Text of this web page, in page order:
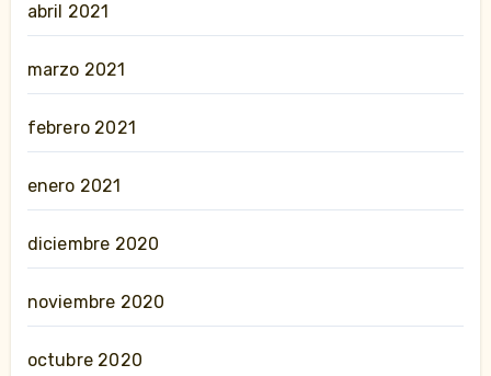
abril 2021
marzo 2021
febrero 2021
enero 2021
diciembre 2020
noviembre 2020
octubre 2020